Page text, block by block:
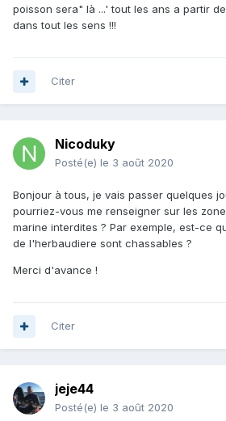
poisson sera" là ...' tout les ans a partir
dans tout les sens !!!
Citer
Nicoduky
Posté(e) le 3 août 2020
Bonjour à tous, je vais passer quelques
pourriez-vous me renseigner sur les
marine interdites ? Par exemple, est-ce
de l'herbaudiere sont chassables ?
Merci d'avance !
Citer
jeje44
Posté(e) le 3 août 2020